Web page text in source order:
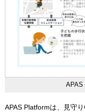
APAS
APAS Platformは、見守